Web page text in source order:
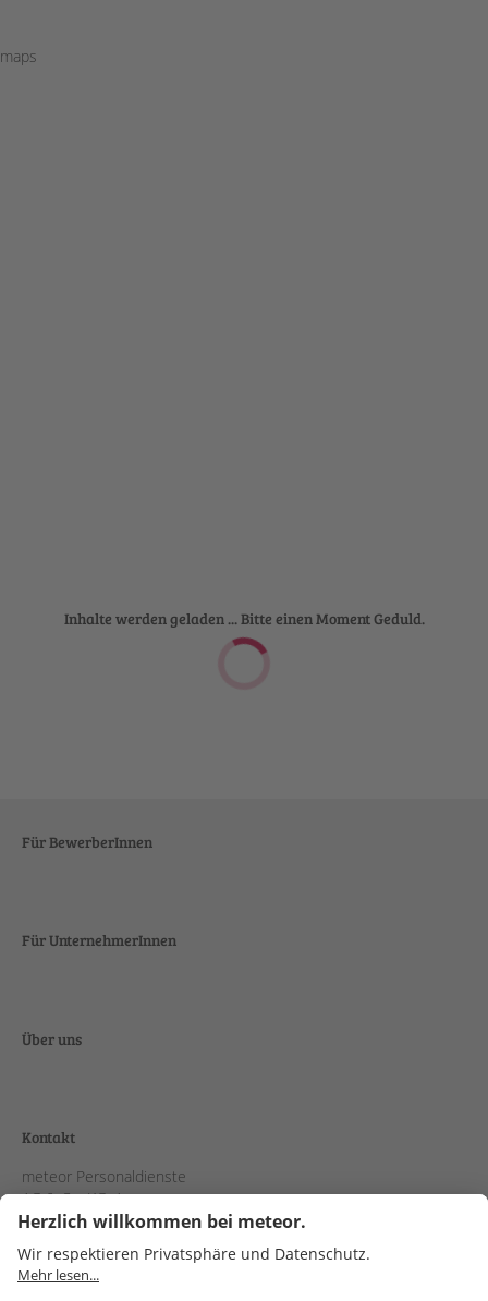
maps
Inhalte werden geladen ... Bitte einen Moment Geduld.
Für BewerberInnen
Für UnternehmerInnen
Über uns
Kontakt
meteor Personaldienste
AG & Co. KGaA
Schanzenstraße 38
51063 Köln